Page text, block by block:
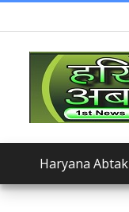
Haryana Abtak